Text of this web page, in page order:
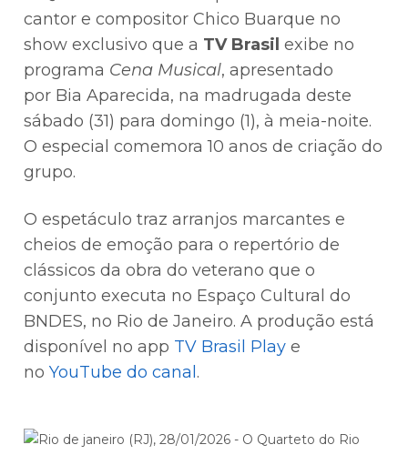
cantor e compositor Chico Buarque no
show exclusivo que a TV Brasil exibe no
programa Cena Musical, apresentado
por Bia Aparecida, na madrugada deste
sábado (31) para domingo (1), à meia-noite.
O especial comemora 10 anos de criação do
grupo.
O espetáculo traz arranjos marcantes e
cheios de emoção para o repertório de
clássicos da obra do veterano que o
conjunto executa no Espaço Cultural do
BNDES, no Rio de Janeiro. A produção está
disponível no app TV Brasil Play e
noYouTube do canal .